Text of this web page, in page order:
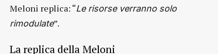
Meloni replica: “Le risorse verranno solo
rimodulate”.
La replica della Meloni